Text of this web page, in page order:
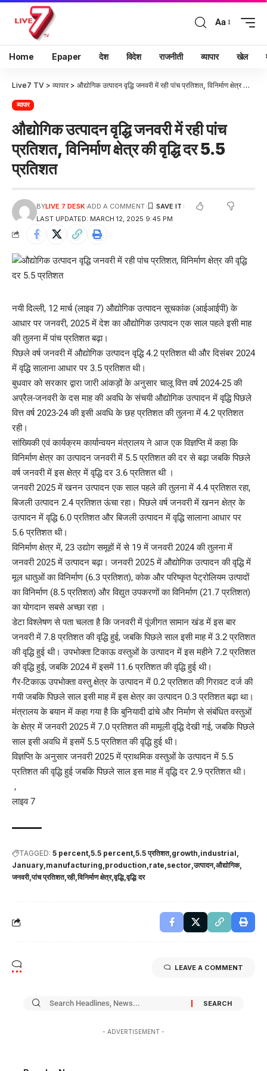
Aa
Home Epaper देश विदेश राजनीती व्यापार खेल
Live7 TV > व्यापार> औद्योगिक उत्पादन वृद्धि जनवरी में रही पांच प्रतिशत, विनिर्माण क्षेत्र की वृद्धि दर 5.5 प्रतिशत
व्यापार
औद्योगिक उत्पादन वृद्धि जनवरी में रही पांच
प्रतिशत, विनिर्माण क्षेत्र की वृद्धि दर 5.5
प्रतिशत
LAST UPDATED: MARCH 12, 2025 9:45 PM
BYLIVE 7 DESK ADD A COMMENT
नयी दिल्ली, 12 मार्च (लाइव 7) औद्योगिक उत्पादन सूचकांक (आईआईपी) के
आधार पर जनवरी, 2025 में देश का औद्योगिक उत्पादन एक साल पहले इसी माह
की तुलना में पांच प्रतिशत बढ़ा।
पिछले वर्ष जनवरी में औद्योगिक उत्पादन वृद्धि 4.2 प्रतिशत थी और दिसंबर 2024
में वृद्धि सालाना आधार पर 3.5 प्रतिशत थी।
बुधवार को सरकार द्वारा जारी आंकड़ों के अनुसार चालू वित्त वर्ष 2024-25 की
अप्रैल-जनवरी के दस माह की अवधि के संचयी औद्योगिक उत्पादन में वृद्धि पिछले
वित्त वर्ष 2023-24 की इसी अवधि के छह प्रतिशत की तुलना में 4.2 प्रतिशत
रही।
सांख्यिकी एवं कार्यक्रम कार्यान्वयन मंत्रालय ने आज एक विज्ञप्ति में कहा कि
विनिर्माण क्षेत्र का उत्पादन जनवरी में 5.5 प्रतिशत की दर से बढ़ा जबकि पिछले
वर्ष जनवरी में इस क्षेत्र में वृद्धि दर 3.6 प्रतिशत थी ।
जनवरी 2025 में खनन उत्पादन एक साल पहले की तुलना में 4.4 प्रतिशत रहा,
बिजली उत्पादन 2.4 प्रतिशत ऊंचा रहा। पिछले वर्ष जनवरी में खनन क्षेत्र के
उत्पादन में वृद्धि 6.0 प्रतिशत और बिजली उत्पादन में वृद्धि सालाना आधार पर
5.6 प्रतिशत थी।
विनिर्माण क्षेत्र में, 23 उद्योग समूहों में से 19 में जनवरी 2024 की तुलना में
जनवरी 2025 में उत्पादन बढ़ा। जनवरी 2025 में औद्योगिक उत्पादन की वृद्धि में
मूल धातुओं का विनिर्माण (6.3 प्रतिशत), कोक और परिष्कृत पेट्रोलियम उत्पादों
का विनिर्माण (8.5 प्रतिशत) और विद्युत उपकरणों का विनिर्माण (21.7 प्रतिशत)
का योगदान सबसे अच्छा रहा ।
डेटा विश्लेषण से पता चलता है कि जनवरी में पूंजीगत सामान खंड में इस बार
जनवरी में 7.8 प्रतिशत की वृद्धि हुई, जबकि पिछले साल इसी माह में 3.2 प्रतिशत
की वृद्धि हुई थी। उपभोक्ता टिकाऊ वस्तुओं के उत्पादन में इस महीने 7.2 प्रतिशत
की वृद्धि हुई, जबकि 2024 में इसमें 11.6 प्रतिशत की वृद्धि हुई थी।
गैर-टिकाऊ उपभोक्ता वस्तु क्षेत्र के उत्पादन में 0.2 प्रतिशत की गिरावट दर्ज की
गयी जबकि पिछले साल इसी माह में इस क्षेत्र का उत्पादन 0.3 प्रतिशत बढ़ा था।
मंत्रालय के बयान में कहा गया है कि बुनियादी ढांचे और निर्माण से संबंधित वस्तुओं
के क्षेत्र में जनवरी 2025 में 7.0 प्रतिशत की मामूली वृद्धि देखी गई, जबकि पिछले
साल इसी अवधि में इसमें 5.5 प्रतिशत की वृद्धि हुई थी।
विज्ञप्ति के अनुसार जनवरी 2025 में प्राथमिक वस्तुओं के उत्पादन में 5.5
प्रतिशत की वृद्धि हुई जबकि पिछले साल इस माह में वृद्धि दर 2.9 प्रतिशत थी।
,
लाइव 7
TAGGED: 5 percent 5.5 percent 5.5 प्रतिशत growth industrial
January manufacturing production rate sector उत्पादन औद्योगिक
जनवरी पांच प्रतिशत रही विनिर्माण क्षेत्र वृद्धि वृद्धि दर
LEAVE A COMMENT
- ADVERTISEMENT -